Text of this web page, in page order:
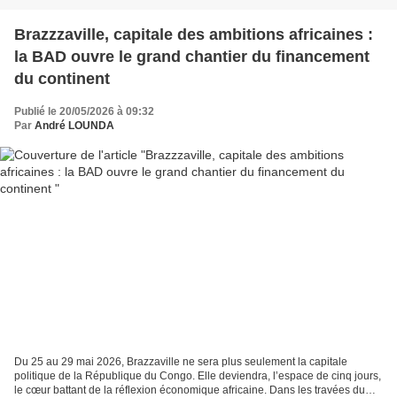
Brazzzaville, capitale des ambitions africaines :
la BAD ouvre le grand chantier du financement
du continent
Publié le 20/05/2026 à 09:32
Par André LOUNDA
Du 25 au 29 mai 2026, Brazzaville ne sera plus seulement la capitale
politique de la République du Congo. Elle deviendra, l’espace de cinq jours,
le cœur battant de la réflexion économique africaine. Dans les travées du